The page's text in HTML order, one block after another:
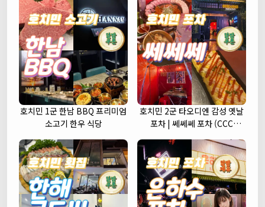
호치민 1군 한남 BBQ 프리미엄
소고기 한우 식당
호치민 2군 타오디엔 감성 옛날
포차 | 쎄쎄쎄 포차 (CCC